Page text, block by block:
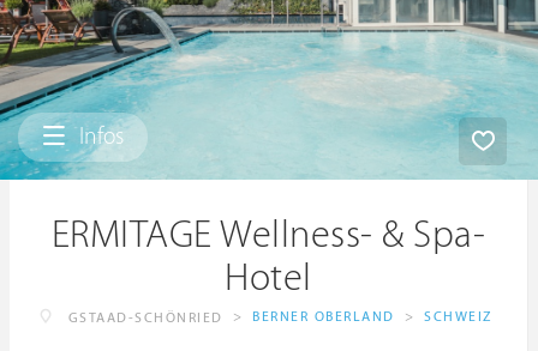
Infos
ERMITAGE Wellness- & Spa-
Hotel
GSTAAD-SCHÖNRIED > BERNER OBERLAND > SCHWEIZ